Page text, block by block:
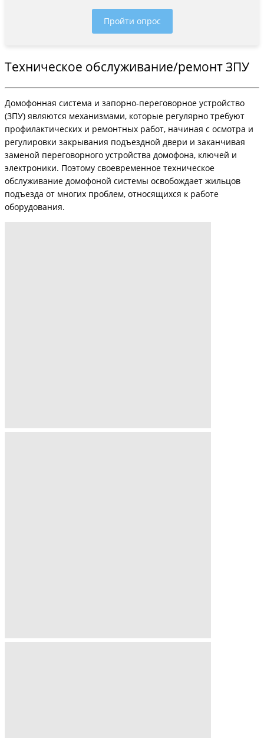
Пройти опрос
Техническое обслуживание/ремонт ЗПУ
Домофонная система и запорно-переговорное устройство
(ЗПУ) являются механизмами, которые регулярно требуют
профилактических и ремонтных работ, начиная с осмотра и
регулировки закрывания подъездной двери и заканчивая
заменой переговорного устройства домофона, ключей и
электроники. Поэтому своевременное техническое
обслуживание домофоной системы освобождает жильцов
подъезда от многих проблем, относящихся к работе
оборудования.